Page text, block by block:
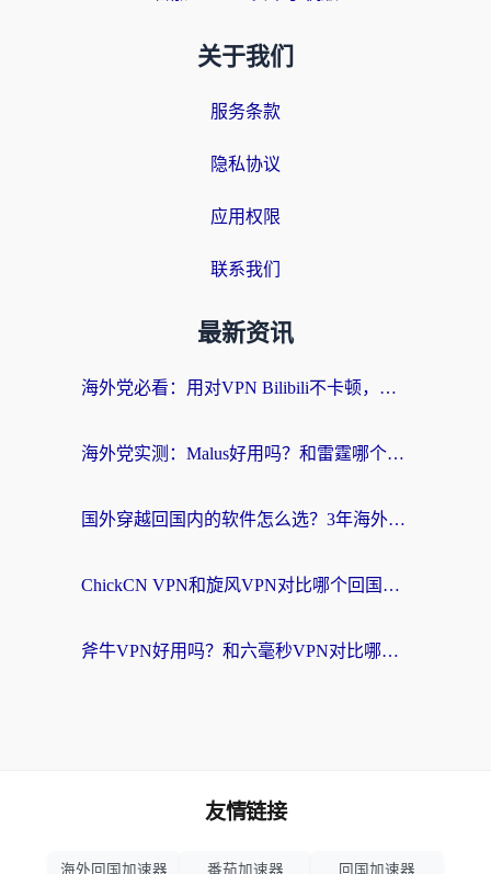
关于我们
服务条款
隐私协议
应用权限
联系我们
最新资讯
海外党必看：用对VPN Bilibili不卡顿，英国玩国内游戏也丝滑——2026回国加速器选择指南
海外党实测：Malus好用吗？和雷霆哪个好？+ 3款热门加速器深度对比
国外穿越回国内的软件怎么选？3年海外党亲测实用指南，告别地域限制
ChickCN VPN和旋风VPN对比哪个回国效果更好？海外党实测回国内网神器指南
斧牛VPN好用吗？和六毫秒VPN对比哪个回国效果更好？海外党亲测实用指南
友情链接
海外回国加速器 番茄加速器 回国加速器